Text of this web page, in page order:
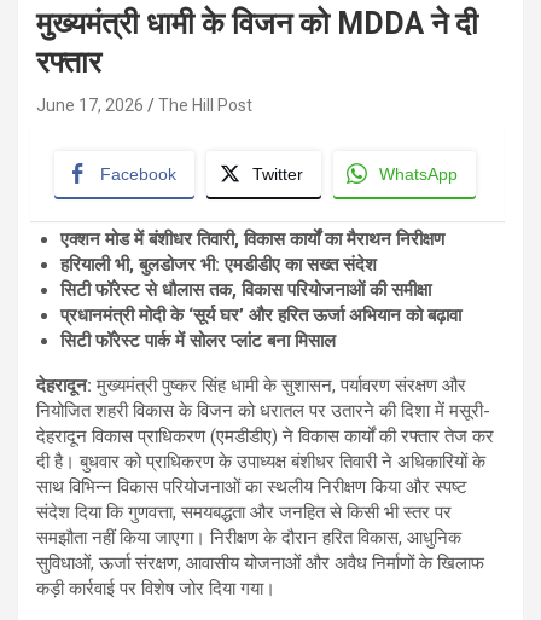
मुख्यमंत्री धामी के विजन को MDDA ने दी
रफ्तार
June 17, 2026 The Hill Post
Facebook Twitter WhatsApp
एक्शन मोड में बंशीधर तिवारी, विकास कार्यों का मैराथन निरीक्षण
हरियाली भी, बुलडोजर भी: एमडीडीए का सख्त संदेश
सिटी फॉरेस्ट से धौलास तक, विकास परियोजनाओं की समीक्षा
प्रधानमंत्री मोदी के ‘सूर्य घर’ और हरित ऊर्जा अभियान को बढ़ावा
सिटी फॉरेस्ट पार्क में सोलर प्लांट बना मिसाल
देहरादून: मुख्यमंत्री पुष्कर सिंह धामी के सुशासन, पर्यावरण संरक्षण और
नियोजित शहरी विकास के विजन को धरातल पर उतारने की दिशा में मसूरी-
देहरादून विकास प्राधिकरण (एमडीडीए) ने विकास कार्यों की रफ्तार तेज कर
दी है। बुधवार को प्राधिकरण के उपाध्यक्ष बंशीधर तिवारी ने अधिकारियों के
साथ विभिन्न विकास परियोजनाओं का स्थलीय निरीक्षण किया और स्पष्ट
संदेश दिया कि गुणवत्ता, समयबद्धता और जनहित से किसी भी स्तर पर
समझौता नहीं किया जाएगा। निरीक्षण के दौरान हरित विकास, आधुनिक
सुविधाओं, ऊर्जा संरक्षण, आवासीय योजनाओं और अवैध निर्माणों के खिलाफ
कड़ी कार्रवाई पर विशेष जोर दिया गया।